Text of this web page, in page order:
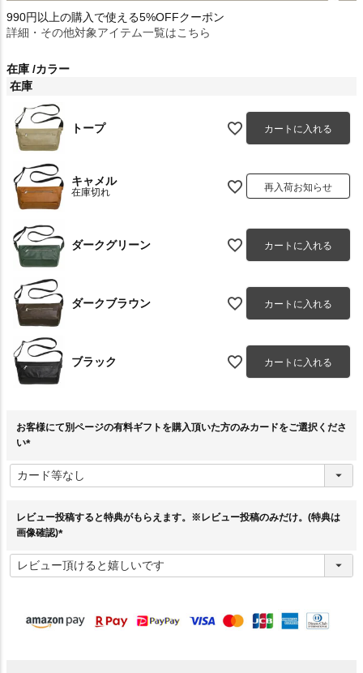
990円以上の購入で使える5%OFFクーポン
詳細・その他対象アイテム一覧はこちら
在庫 カラー
在庫
トープ カートに入れる
キャメル
在庫切れ 再入荷お知らせ
ダークグリーン カートに入れる
ダークブラウン カートに入れる
ブラック カートに入れる
お客様にて別ページの有料ギフトを購入頂いた方のみカードをご選択くださ
い
必
須
レビュー投稿すると特典がもらえます。※レビュー投稿のみだけ。(特典は
画像確認)
必
須